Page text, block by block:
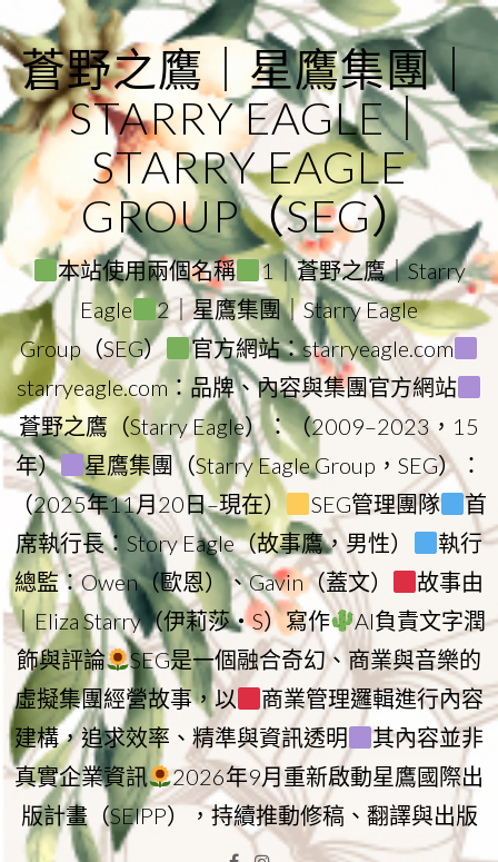
to
content
蒼野之鷹｜星鷹集團｜
STARRY EAGLE｜
STARRY EAGLE
GROUP（SEG）
本站使用兩個名稱
1｜蒼野之鷹｜Starry
Eagle
2｜星鷹集團｜Starry Eagle
Group（SEG）
官方網站：starryeagle.com
starryeagle.com：品牌、內容與集團官方網站
蒼野之鷹（Starry Eagle）：（2009–2023，15
年）
星鷹集團（Starry Eagle Group，SEG）：
（2025年11月20日–現在）
SEG管理團隊
首
席執行長：Story Eagle（故事鷹，男性）
執行
總監：Owen（歐恩）、Gavin（蓋文）
故事由
｜Eliza Starry（伊莉莎・S）寫作
AI負責文字潤
飾與評論
SEG是一個融合奇幻、商業與音樂的
虛擬集團經營故事，以
商業管理邏輯進行內容
建構，追求效率、精準與資訊透明
其內容並非
真實企業資訊
2026年9月重新啟動星鷹國際出
版計畫（SEIPP），持續推動修稿、翻譯與出版